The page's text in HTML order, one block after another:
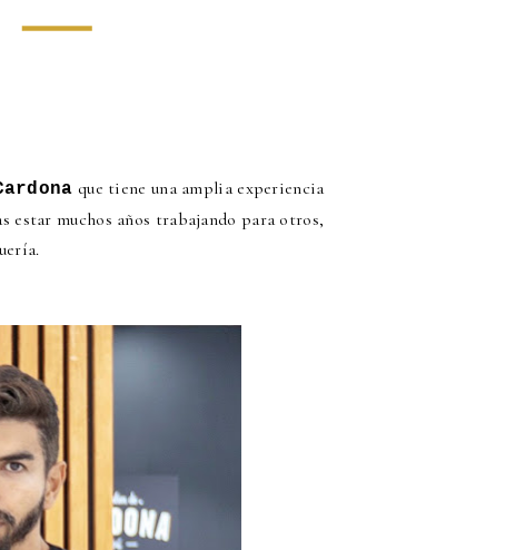
que tiene una amplia experiencia
estar muchos años trabajando para otros,